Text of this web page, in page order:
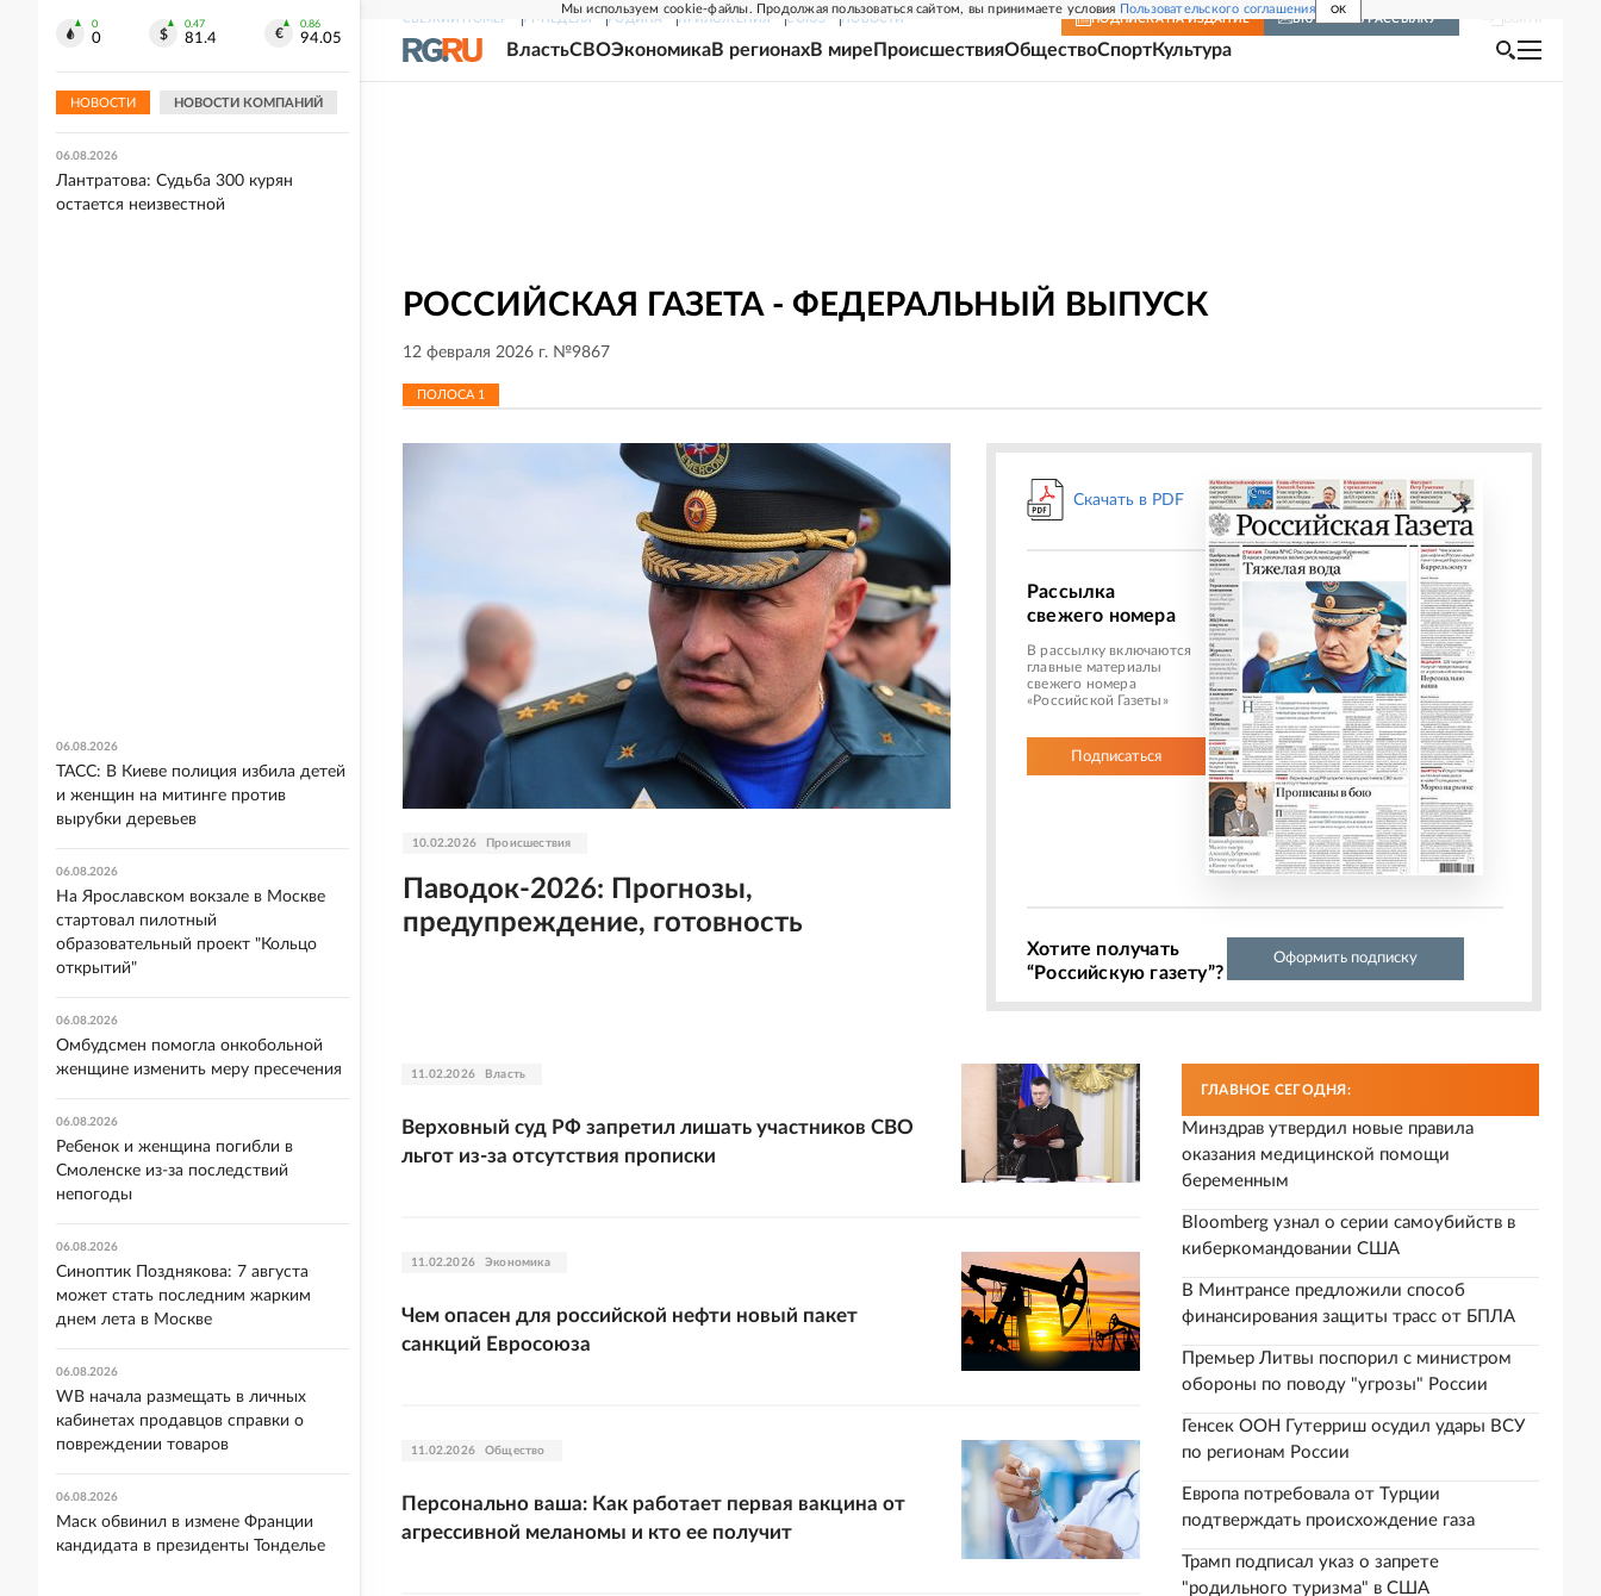
Мы используем cookie-файлы. Продолжая пользоваться сайтом, вы принимаете условия Пользовательского соглашения OK
СВЕЖИЙ НОМЕР РГ-НЕДЕЛЯ РОДИНА ПРИЛОЖЕНИЯ СОЮЗ НОВОСТИ ПОДПИСКА НА ИЗДАНИЕ ВКЛЮЧИТЬ РАССЫЛКУ
ВластьСВОЭкономикаВ регионахВ мире ПроисшествияОбществоСпортКультура
РОССИЙСКАЯ ГАЗЕТА - ФЕДЕРАЛЬНЫЙ ВЫПУСК
12 февраля 2026 г. №9867
ПОЛОСА 1
10.02.2026 Происшествия
Паводок-2026: Прогнозы,
предупреждение, готовность
Скачать в PDF
Рассылка
свежего номера
В рассылку включаются
главные материалы
свежего номера
«Российской Газеты»
Подписаться
Хотите получать
“Российскую газету”?
Оформить подписку
11.02.2026 Власть
Верховный суд РФ запретил лишать участников СВО
льгот из-за отсутствия прописки
11.02.2026 Экономика
Чем опасен для российской нефти новый пакет
санкций Евросоюза
11.02.2026 Общество
Персонально ваша: Как работает первая вакцина от
агрессивной меланомы и кто ее получит
ГЛАВНОЕ СЕГОДНЯ:
Минздрав утвердил новые правила
оказания медицинской помощи
беременным
Bloomberg узнал о серии самоубийств в
киберкомандовании США
В Минтрансе предложили способ
финансирования защиты трасс от БПЛА
Премьер Литвы поспорил с министром
обороны по поводу "угрозы" России
Генсек ООН Гутерриш осудил удары ВСУ
по регионам России
Европа потребовала от Турции
подтверждать происхождение газа
Трамп подписал указ о запрете
"родильного туризма" в США
0
0
0.47
81.4
0.86
94.05
НОВОСТИ НОВОСТИ КОМПАНИЙ
ЧС природного происхождения
06.08.2026
Лантратова: Судьба 300 курян
остается неизвестной
06.08.2026
ТАСС: В Киеве полиция избила детей
и женщин на митинге против
вырубки деревьев
06.08.2026
На Ярославском вокзале в Москве
стартовал пилотный
образовательный проект "Кольцо
открытий"
06.08.2026
Омбудсмен помогла онкобольной
женщине изменить меру пресечения
06.08.2026
Ребенок и женщина погибли в
Смоленске из-за последствий
непогоды
06.08.2026
Синоптик Позднякова: 7 августа
может стать последним жарким
днем лета в Москве
06.08.2026
WB начала размещать в личных
кабинетах продавцов справки о
повреждении товаров
06.08.2026
Маск обвинил в измене Франции
кандидата в президенты Тонделье